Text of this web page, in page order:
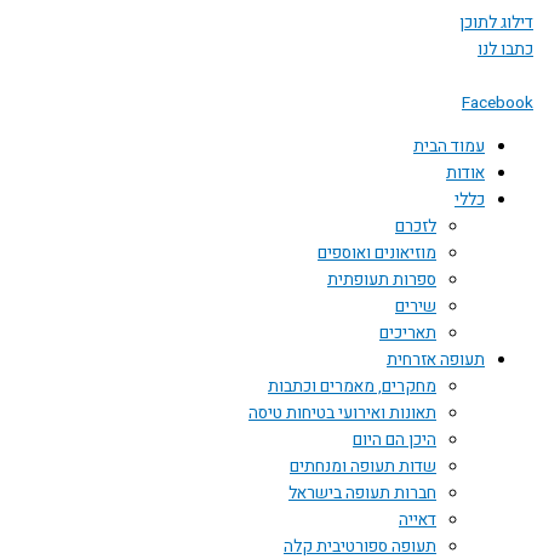
דילוג לתוכן
כתבו לנו
Facebook
עמוד הבית
אודות
כללי
לזכרם
מוזיאונים ואוספים
ספרות תעופתית
שירים
תאריכים
תעופה אזרחית
מחקרים, מאמרים וכתבות
תאונות ואירועי בטיחות טיסה
היכן הם היום
שדות תעופה ומנחתים
חברות תעופה בישראל
דאייה
תעופה ספורטיבית קלה